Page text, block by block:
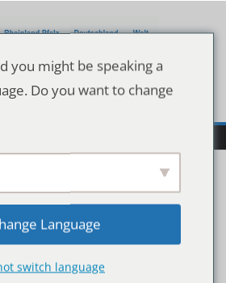
you might be speaking a
Do you want to change
Language
switch language